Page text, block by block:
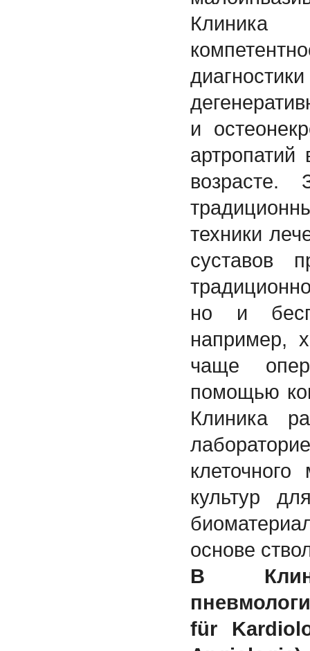
Клиника
и
возрасте.
техники
суставов
но и
например,
чаще
помощью
Клиника
культур
основе
В
für